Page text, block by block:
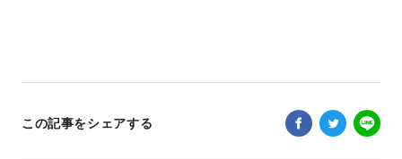
この記事をシェアする